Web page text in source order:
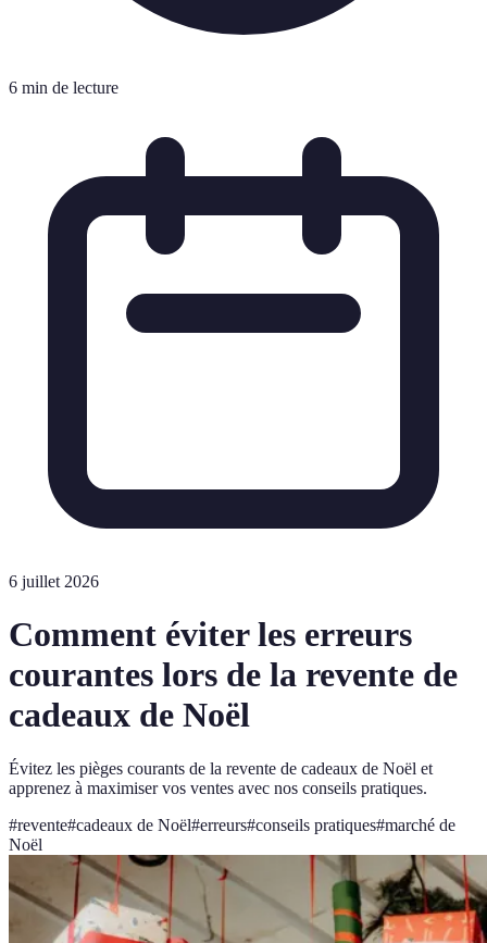
6 min de lecture
6 juillet 2026
Comment éviter les erreurs
courantes lors de la revente de
cadeaux de Noël
Évitez les pièges courants de la revente de cadeaux de Noël et
apprenez à maximiser vos ventes avec nos conseils pratiques.
#revente#cadeaux de Noël#erreurs#conseils pratiques#marché de
Noël